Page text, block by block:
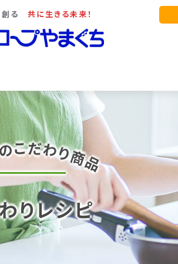
創る 共に生きる未来！
こだわり商品
りレシピ